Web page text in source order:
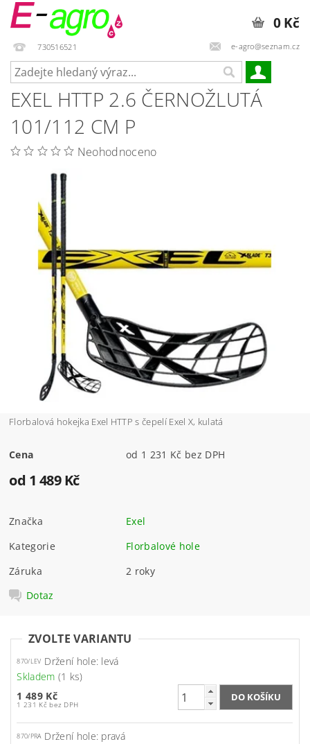
730516521 e-agro@seznam.cz
0 Kč
EXEL HTTP 2.6 ČERNOŽLUTÁ
101/112 CM P
Neohodnoceno
Florbalová hokejka Exel HTTP s čepelí Exel X, kulatá
Cena od 1 231 Kč bez DPH
od 1 489 Kč
Značka
Exel
Kategorie
Florbalové hole
Záruka
2 roky
Dotaz
ZVOLTE VARIANTU
870/LEV Držení hole: levá
Skladem (1 ks)
1 489 Kč
1 231 Kč bez DPH
870/PRA Držení hole: pravá